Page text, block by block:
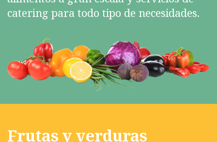
catering para todo tipo de necesidades.
Frutas y verduras